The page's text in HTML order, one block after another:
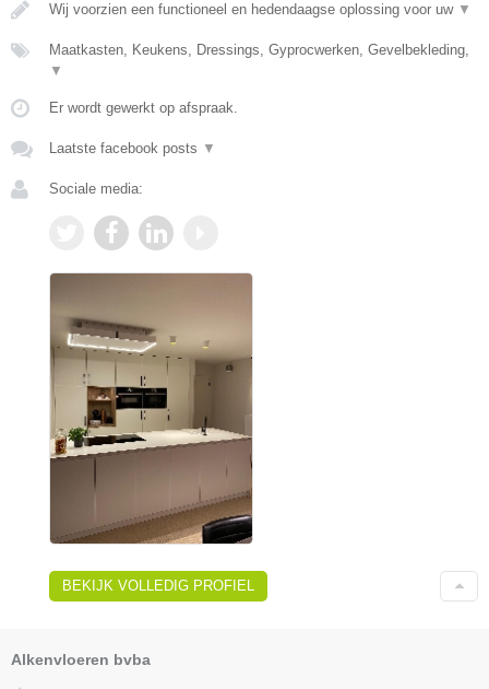
Wij voorzien een functioneel en hedendaagse oplossing voor uw ▼
Maatkasten, Keukens, Dressings, Gyprocwerken, Gevelbekleding,
▼
Er wordt gewerkt op afspraak.
Laatste facebook posts ▼
Sociale media:
BEKIJK VOLLEDIG PROFIEL
Alkenvloeren bvba